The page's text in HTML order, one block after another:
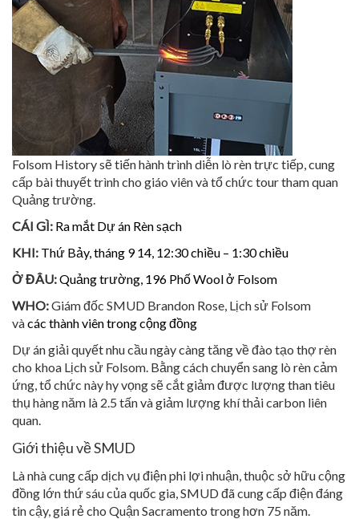
Folsom History sẽ tiến hành trình diễn lò rèn trực tiếp, cung
cấp bài thuyết trình cho giáo viên và tổ chức tour tham quan
Quảng trường.
CÁI GÌ: Ra mắt Dự án Rèn sạch
KHI: Thứ Bảy, tháng 9 14, 12:30 chiều – 1:30 chiều
Ở ĐÂU:Quảng trường, 196 Phố Wool ở Folsom
WHO:Giám đốc SMUD Brandon Rose, Lịch sử Folsom
vàcác thành viên trong cộng đồng
Dự án giải quyết nhu cầu ngày càng tăng về đào tạo thợ rèn
cho khoa Lịch sử Folsom. Bằng cách chuyển sang lò rèn cảm
ứng, tổ chức này hy vọng sẽ cắt giảm được lượng than tiêu
thụ hàng năm là 2.5 tấn và giảm lượng khí thải carbon liên
quan.
Giới thiệu về SMUD
Là nhà cung cấp dịch vụ điện phi lợi nhuận, thuộc sở hữu cộng
đồng lớn thứ sáu của quốc gia, SMUD đã cung cấp điện đáng
tin cậy, giá rẻ cho Quận Sacramento trong hơn 75 năm.